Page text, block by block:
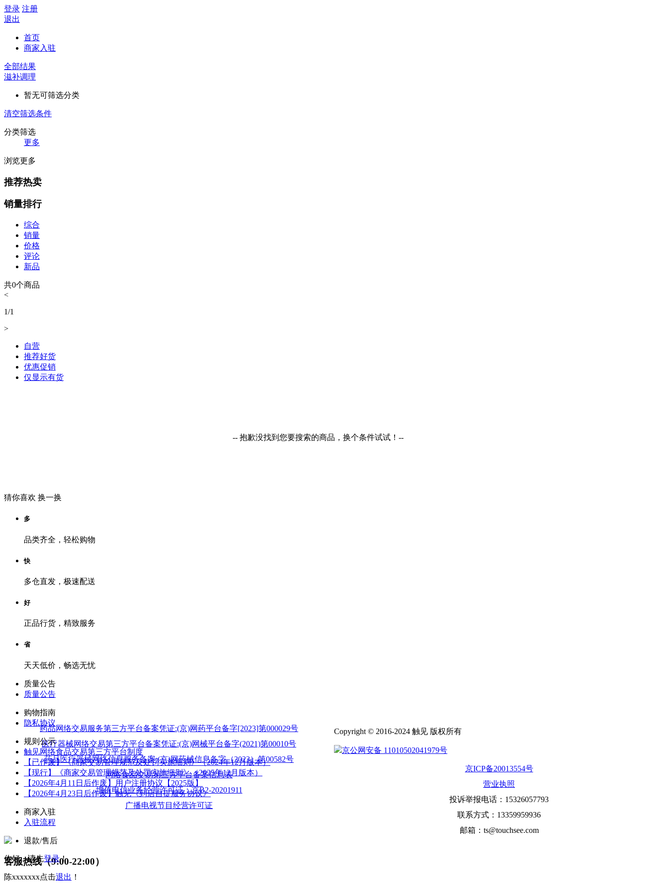
登录 注册
退出
首页
商家入驻
全部结果
滋补调理
暂无可筛选分类
清空筛选条件
分类筛选
更多
浏览更多
推荐热卖
销量排行
综合
销量
价格
评论
新品
共0个商品
<
1/1
>
自营
推荐好货
优惠促销
仅显示有货
-- 抱歉没找到您要搜索的商品，换个条件试试！--
猜你喜欢 换一换
多
品类齐全，轻松购物
快
多仓直发，极速配送
好
正品行货，精致服务
省
天天低价，畅选无忧
质量公告
质量公告
购物指南
隐私协议
规则公示
触见网络食品交易第三方平台制度
【已作废】《商家交易管理规范及处罚实施细则》（2024年12月版本）
【现行】《商家交易管理规范及处罚实施细则》（2025年12月版本）
【2026年4月11日后作废】用户注册协议【2025版】
【2026年4月23日后作废】触见《到店自提服务协议》
商家入驻
入驻流程
退款/售后
客服热线（9:00-22:00）
药品网络交易服务第三方平台备案凭证:(京)网药平台备字[2023]第000029号
医疗器械网络交易第三方平台备案凭证:(京)网械平台备字(2021)第00010号
药品医疗器械网络信息服务备案:(京)网药械信息备字（2023）第00582号
网络食品交易第三方平台备案信息表
增值电信业务经营许可证：京B2-20201911
广播电视节目经营许可证
Copyright © 2016-2024 触见 版权所有
京公网安备 11010502041979号
京ICP备20013554号
营业执照
投诉举报电话：15326057793
联系方式：13359959936
邮箱：ts@touchsee.com
你好，请先登录！
陈xxxxxxx点击退出 ！